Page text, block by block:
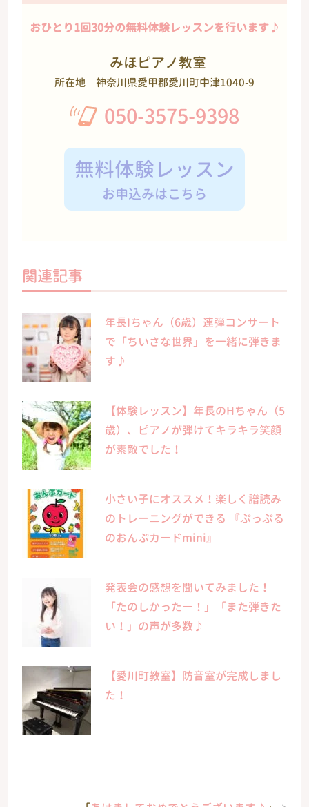
おひとり1回30分の無料体験レッスンを行います♪
みほピアノ教室
所在地 神奈川県愛甲郡愛川町中津1040-9
050-3575-9398
無料体験レッスン
お申込みはこちら
関連記事
年長Iちゃん（6歳）連弾コンサート
で「ちいさな世界」を一緒に弾きま
す♪
【体験レッスン】年長のHちゃん（5
歳）、ピアノが弾けてキラキラ笑顔
が素敵でした！
小さい子にオススメ！楽しく譜読み
のトレーニングができる 『ぷっぷる
のおんぷカードmini』
発表会の感想を聞いてみました！
「たのしかったー！」「また弾きた
い！」の声が多数♪
【愛川町教室】防音室が完成しまし
た！